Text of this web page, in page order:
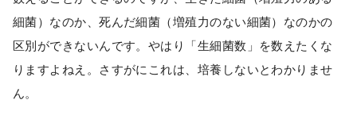
細菌）なのか、死んだ細菌（増殖力のない細菌）なのかの
区別ができないんです。やはり「生細菌数」を数えたくな
りますよねえ。さすがにこれは、培養しないとわかりませ
ん。